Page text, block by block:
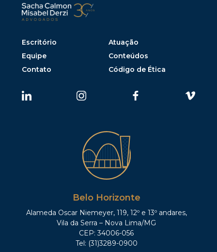
Escritório
Atuação
Equipe
Conteúdos
Contato
Código de Ética
Belo Horizonte
Alameda Oscar Niemeyer, 119, 12º e 13º andares,
Vila da Serra – Nova Lima/MG
CEP: 34006-056
Tel: (31)3289-0900